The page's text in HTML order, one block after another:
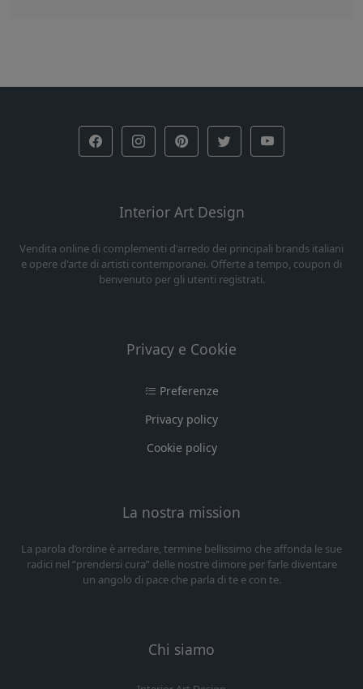
Interior Art Design
Vendita online di complementi d'arredo dei principali brands italiani
e opere d'arte di artisti contemporanei. Offerte a tempo, coupon di
benvenuto per gli utenti registrati.
Privacy e Cookie
Preferenze
Privacy policy
Cookie policy
La nostra mission
La parola d’ordine è arredare, termine bellissimo che affonda le sue
radici nel “prendersi cura” delle nostre dimore per farle diventare
un angolo di pace che parla di te e con te.
Chi siamo